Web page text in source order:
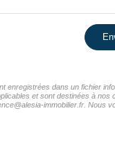
enregistrées dans un fichier
et sont destinées à
immobilier.fr. Nous